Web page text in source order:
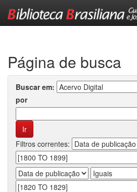
Página de busca
Buscar em:
por
Filtros correntes: